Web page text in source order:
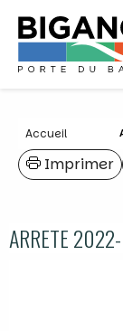
Accueil
Imprimer
ARRETE